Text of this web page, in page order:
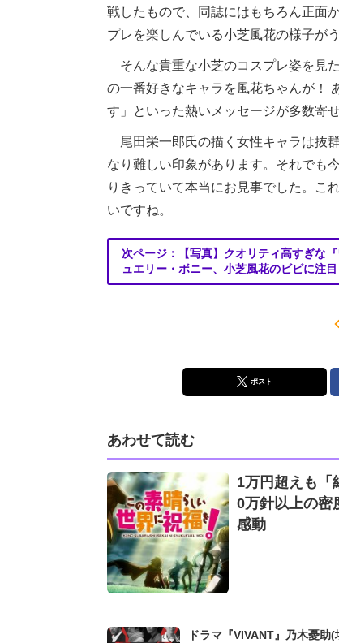
戦したもので、同誌にはもちろん正面
プレを楽しんでいる小芝風花の様子が
そんな貴重な小芝のコスプレ姿を見
の一番好きなキャラを風花ちゃんが！
す」といった熱いメッセージが多数寄
尾田栄一郎氏の描く女性キャラは抜
なり難しい印象があります。それでも
りきっていて本当にお見事でした。こ
いですね。
次ページ：【写真】クオリティ高すぎな
ュエリー・ボニー、小芝風花のビビに注目
ポスト
あわせて読む
1万円超えも「
0万針以上の密
感動
ドラマ『VIVANT』乃木憂助